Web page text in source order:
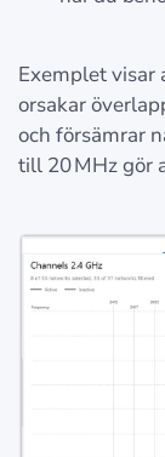
Exemplet visar
orsakar
och försämrar
till 20 MHz gör